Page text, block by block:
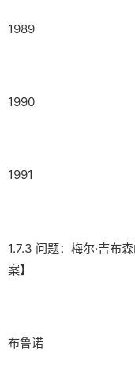
1989
1990
1991
1.7.3 问题：梅尔·吉布
案】
布鲁诺